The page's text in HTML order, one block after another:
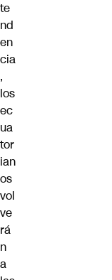
te
nd
en
cia
,
los
ec
ua
tor
ian
os
vol
ve
rá
n
a